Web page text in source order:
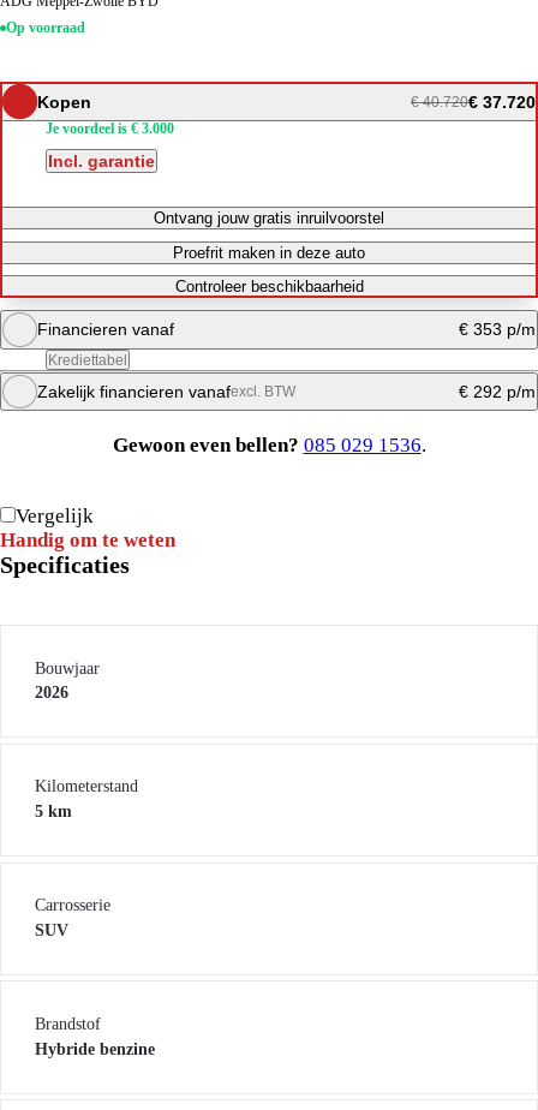
Op voorraad
Kopen € 40.720€ 37.720
Je voordeel is € 3.000
Incl. garantie
Ontvang jouw gratis inruilvoorstel
Proefrit maken in deze auto
Controleer beschikbaarheid
Financieren vanaf € 353 p/m
Krediettabel
Maandbedrag berekenen
Zakelijk financieren vanafexcl. BTW € 292 p/m
Maandbedrag berekenen
Gewoon even bellen? 085 029 1536.
Vergelijk
Handig om te weten
Specificaties
Bouwjaar
2026
Kilometerstand
5 km
Carrosserie
SUV
Brandstof
Hybride benzine